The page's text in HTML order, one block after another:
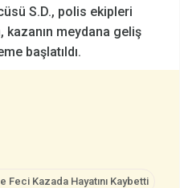
S.D., polis ekipleri
kazanın meydana geliş
başlatıldı.
Kazada Hayatını Kaybetti